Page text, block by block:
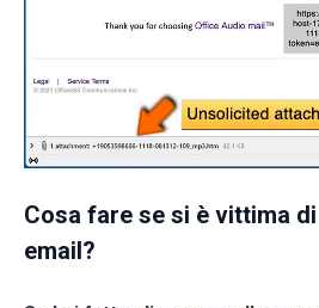
Cosa fare se si è vittima
email?